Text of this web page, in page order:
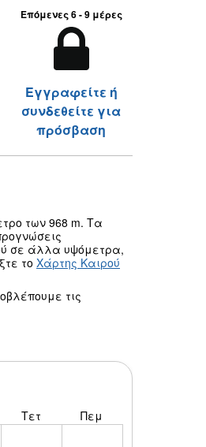
Επόμενες 6 - 9 μέρες
Εγγραφείτε ή
συνδεθείτε για
πρόσβαση
των 968 m. Τα
σε άλλα υψόμετρα,
το Χάρτης Καιρού
τις